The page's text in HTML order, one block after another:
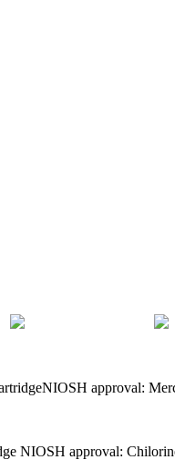
approval:
approval: